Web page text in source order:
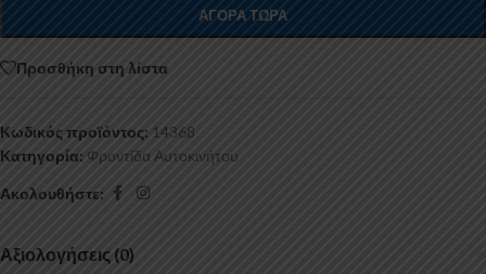
ΑΓΟΡΆ ΤΏΡΑ
Προσθήκη στη λίστα
Κωδικός προϊόντος: 14368
Κατηγορία: Φροντίδα Αυτοκινήτου
Ακολουθήστε:
Αξιολογήσεις (0)